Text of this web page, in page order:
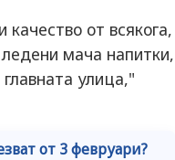
от всякога,
мача напитки,
улица,"
от 3 февруари?